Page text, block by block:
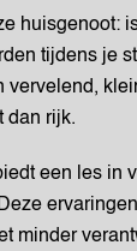
huisgenoot:
tijdens je
vervelend,
dan rijk.
een les in
minder